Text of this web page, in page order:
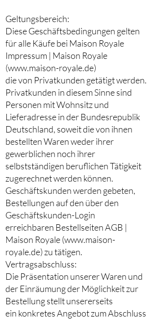
Geltungsbereich:
Diese Geschäftsbedingungen gelten
für alle Käufe bei Maison Royale
Impressum | Maison Royale
(www.maison-royale.de)
die von Privatkunden getätigt werden.
Privatkunden in diesem Sinne sind
Personen mit Wohnsitz und
Lieferadresse in der Bundesrepublik
Deutschland, soweit die von ihnen
bestellten Waren weder ihrer
gewerblichen noch ihrer
selbstständigen beruflichen Tätigkeit
zugerechnet werden können.
Geschäftskunden werden gebeten,
Bestellungen auf den über den
Geschäftskunden-Login
erreichbaren Bestellseiten AGB |
Maison Royale (www.maison-
royale.de) zu tätigen.
Vertragsabschluss:
Die Präsentation unserer Waren und
der Einräumung der Möglichkeit zur
Bestellung stellt unsererseits
ein konkretes Angebot zum Abschluss